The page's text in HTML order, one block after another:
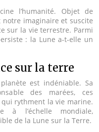
l’humanité. Objet de
imaginaire et suscite
sur la vie terrestre. Parmi
: la Lune a-t-elle un
sur la terre
est indéniable. Sa
des marées, ces
rythment la vie marine.
à l’échelle mondiale,
de la Lune sur la Terre.